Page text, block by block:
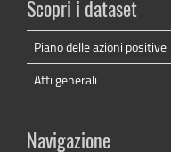
Scopri i dataset
Piano delle azioni positive
Atti generali
Navigazione